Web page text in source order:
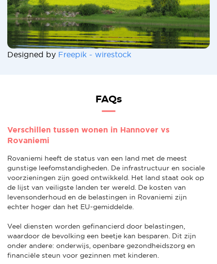
Designed by Freepik - wirestock
FAQs
Verschillen tussen wonen in Hannover vs
Rovaniemi
Rovaniemi heeft de status van een land met de meest
gunstige leefomstandigheden. De infrastructuur en sociale
voorzieningen zijn goed ontwikkeld. Het land staat ook op
de lijst van veiligste landen ter wereld. De kosten van
levensonderhoud en de belastingen in Rovaniemi zijn
echter hoger dan het EU-gemiddelde.
Veel diensten worden gefinancierd door belastingen,
waardoor de bevolking een beetje kan besparen. Dit zijn
onder andere: onderwijs, openbare gezondheidszorg en
financiële steun voor gezinnen met kinderen.